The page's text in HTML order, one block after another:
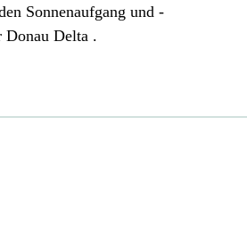
Sonnenaufgang und -
Donau Delta .